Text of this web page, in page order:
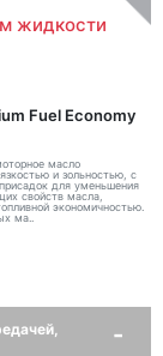
жидкости
Fuel Economy
масло
и зольностью, с
для уменьшения
свойств масла,
экономичностью.
ма..